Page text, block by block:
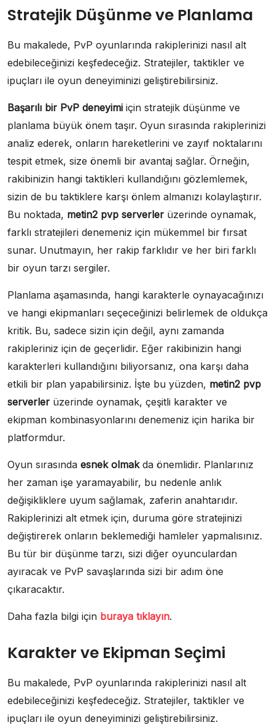
Stratejik Düşünme ve Planlama
Bu makalede, PvP oyunlarında rakiplerinizi nasıl alt
edebileceğinizi keşfedeceğiz. Stratejiler, taktikler ve
ipuçları ile oyun deneyiminizi geliştirebilirsiniz.
Başarılı bir PvP deneyimi için stratejik düşünme ve
planlama büyük önem taşır. Oyun sırasında rakiplerinizi
analiz ederek, onların hareketlerini ve zayıf noktalarını
tespit etmek, size önemli bir avantaj sağlar. Örneğin,
rakibinizin hangi taktikleri kullandığını gözlemlemek,
sizin de bu taktiklere karşı önlem almanızı kolaylaştırır.
Bu noktada, metin2 pvp serverler üzerinde oynamak,
farklı stratejileri denemeniz için mükemmel bir fırsat
sunar. Unutmayın, her rakip farklıdır ve her biri farklı
bir oyun tarzı sergiler.
Planlama aşamasında, hangi karakterle oynayacağınızı
ve hangi ekipmanları seçeceğinizi belirlemek de oldukça
kritik. Bu, sadece sizin için değil, aynı zamanda
rakipleriniz için de geçerlidir. Eğer rakibinizin hangi
karakterleri kullandığını biliyorsanız, ona karşı daha
etkili bir plan yapabilirsiniz. İşte bu yüzden, metin2 pvp
serverler üzerinde oynamak, çeşitli karakter ve
ekipman kombinasyonlarını denemeniz için harika bir
platformdur.
Oyun sırasında esnek olmakda önemlidir. Planlarınız
her zaman işe yaramayabilir, bu nedenle anlık
değişikliklere uyum sağlamak, zaferin anahtarıdır.
Rakiplerinizi alt etmek için, duruma göre stratejinizi
değiştirerek onların beklemediği hamleler yapmalısınız.
Bu tür bir düşünme tarzı, sizi diğer oyunculardan
ayıracak ve PvP savaşlarında sizi bir adım öne
çıkaracaktır.
Daha fazla bilgi için buraya tıklayın.
Karakter ve Ekipman Seçimi
Bu makalede, PvP oyunlarında rakiplerinizi nasıl alt
edebileceğinizi keşfedeceğiz. Stratejiler, taktikler ve
ipuçları ile oyun deneyiminizi geliştirebilirsiniz.